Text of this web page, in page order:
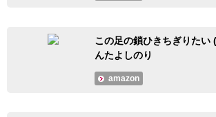
この足の鎖ひきちぎりた
んたよしのり
amazon